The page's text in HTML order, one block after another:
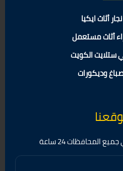
نجار أثاث ايكيا
أثاث مستعمل
ستلايت الكويت
وديكورات
المحافظات 24 ساعة